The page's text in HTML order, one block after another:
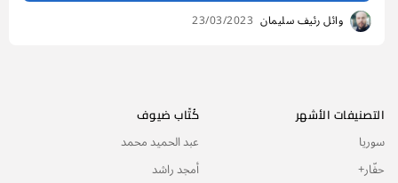
وائل رئيف سليمان 23/03/2023
التصنيفات الأشهر
سوريا
حفّار+
كُتّاب ضيوف
عبد الحميد محمد
أمجد راشد